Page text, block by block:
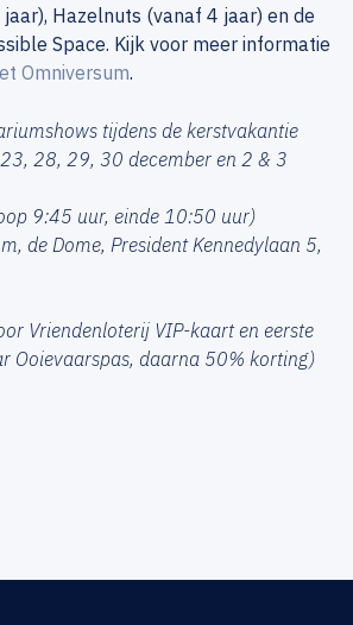
Hazelnuts (vanaf 4 jaar) en de
Space. Kijk voor meer informatie
Omniversum.
tijdens de kerstvakantie
28, 29, 30 december en 2 & 3
9:45 uur, einde 10:50 uur)
de Dome, President Kennedylaan 5,
Vriendenloterij VIP-kaart en eerste
Ooievaarspas, daarna 50% korting)